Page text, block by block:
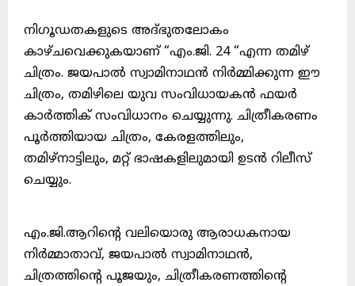
നിഗൂഡതകളുടെ അദ്ഭുതലോകം
കാഴ്ചവെക്കുകയാണ് “എം.ജി. 24 “എന്ന തമിഴ്
ചിത്രം. ജയപാൽ സ്വാമിനാഥൻ നിർമ്മിക്കുന്ന ഈ
ചിത്രം, തമിഴിലെ യുവ സംവിധായകൻ ഫയർ
കാർത്തിക് സംവിധാനം ചെയ്യുന്നു. ചിത്രീകരണം
പൂർത്തിയായ ചിത്രം, കേരളത്തിലും,
തമിഴ്നാട്ടിലും, മറ്റ് ഭാഷകളിലുമായി ഉടൻ റിലീസ്
ചെയ്യും.
എം.ജി.ആറിൻ്റെ വലിയൊരു ആരാധകനായ
നിർമ്മാതാവ്, ജയപാൽ സ്വാമിനാഥൻ,
ചിത്രത്തിൻ്റെ പൂജയും, ചിത്രീകരണത്തിൻ്റെ